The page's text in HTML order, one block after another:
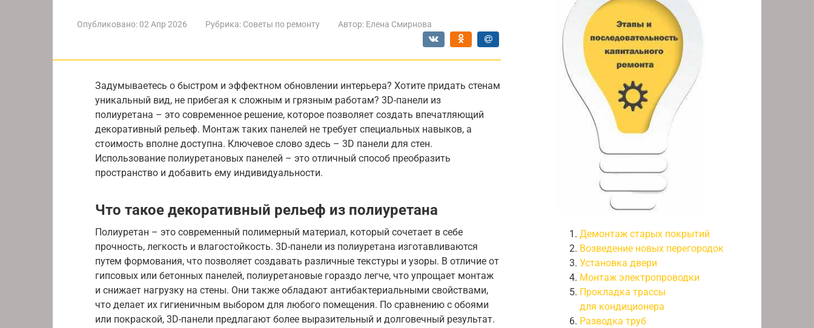
Опубликовано: 02 Апр 2026 Рубрика: Советы по ремонту Автор: Елена Смирнова
Задумываетесь о быстром и эффектном обновлении интерьера? Хотите придать стенам
уникальный вид, не прибегая к сложным и грязным работам? 3D-панели из
полиуретана – это современное решение, которое позволяет создать впечатляющий
декоративный рельеф. Монтаж таких панелей не требует специальных навыков, а
стоимость вполне доступна. Ключевое слово здесь – 3D панели для стен.
Использование полиуретановых панелей – это отличный способ преобразить
пространство и добавить ему индивидуальности.
Что такое декоративный рельеф из полиуретана
Полиуретан – это современный полимерный материал, который сочетает в себе
прочность, легкость и влагостойкость. 3D-панели из полиуретана изготавливаются
путем формования, что позволяет создавать различные текстуры и узоры. В отличие от
гипсовых или бетонных панелей, полиуретановые гораздо легче, что упрощает монтаж
и снижает нагрузку на стены. Они также обладают антибактериальными свойствами,
что делает их гигиеничным выбором для любого помещения. По сравнению с обоями
или покраской, 3D-панели предлагают более выразительный и долговечный результат.
Демонтаж старых покрытий
Возведение новых перегородок
Установка двери
Монтаж электропроводки
Прокладка трассы
для кондиционера
Разводка труб